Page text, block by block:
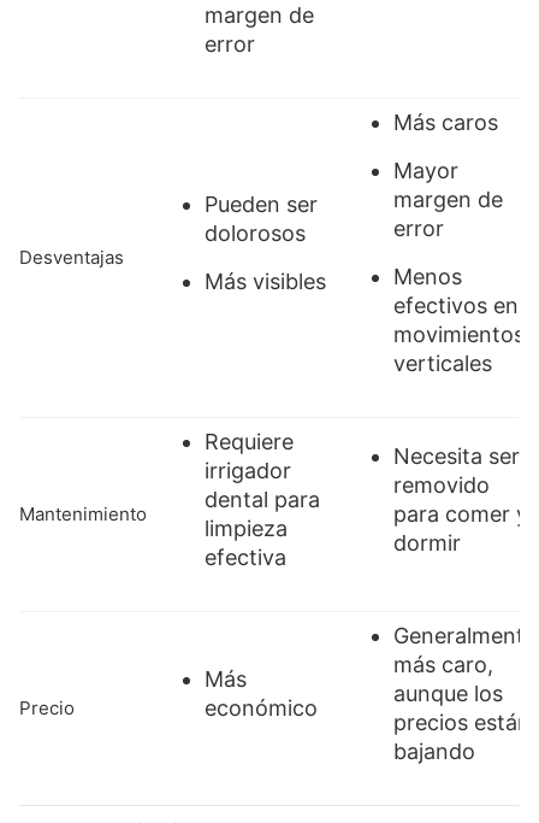
margen de
error
Desventajas
Pueden ser
dolorosos
Más visibles
Más caros
Mayor
margen de
error
Menos
efectivos en
movimientos
verticales
Mantenimiento
Requiere
irrigador
dental para
limpieza
efectiva
Necesita ser
removido
para comer y
dormir
Precio
Más
económico
Generalmente
más caro,
aunque los
precios están
bajando